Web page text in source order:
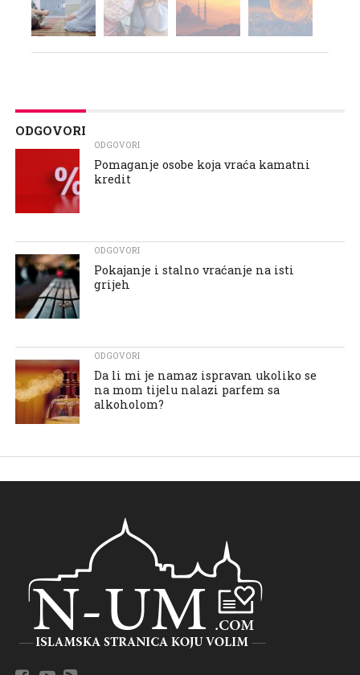
ODGOVORI
ODGOVORI
Pomaganje osobe koja vraća kamatni
kredit
ODGOVORI
Pokajanje i stalno vraćanje na isti
grijeh
ODGOVORI
Da li mi je namaz ispravan ukoliko se
na mom tijelu nalazi parfem sa
alkoholom?